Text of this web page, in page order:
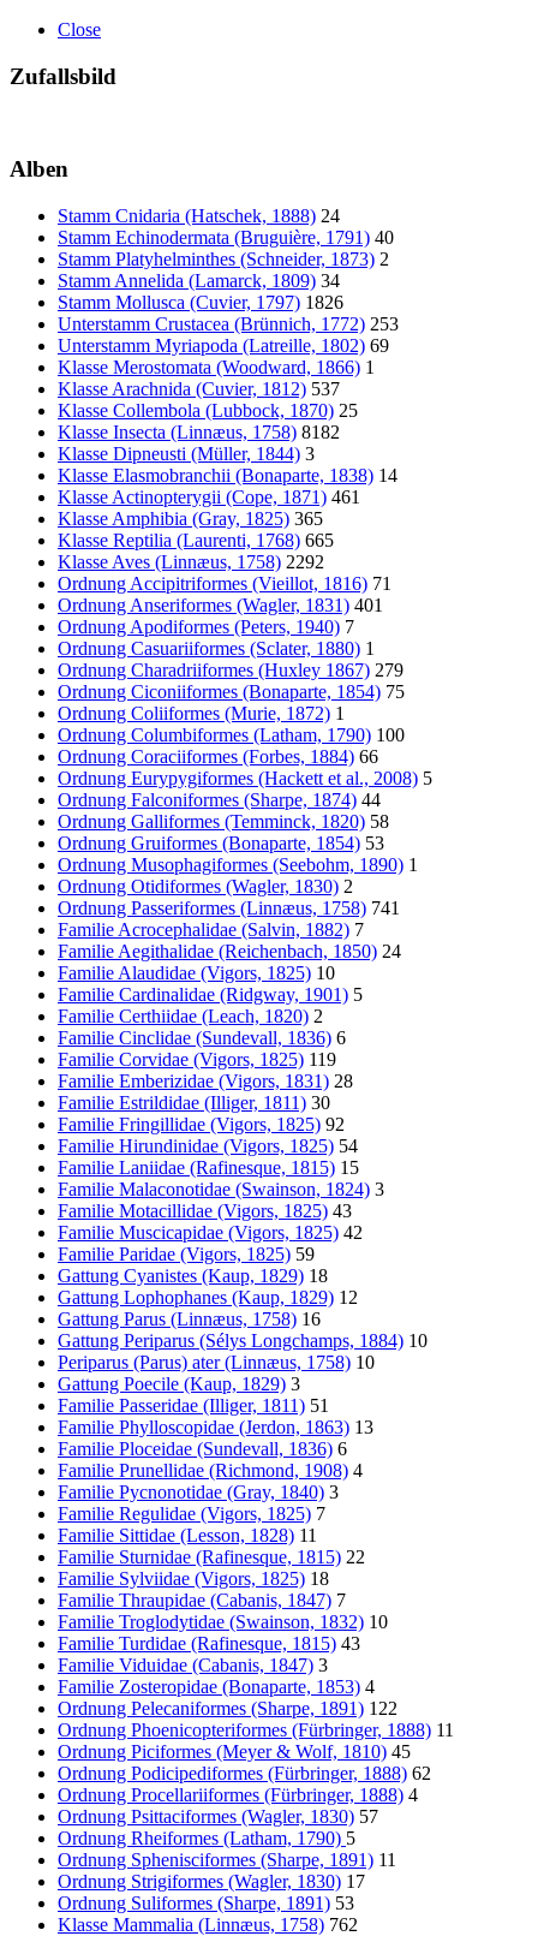
Close
Zufallsbild
Alben
Stamm Cnidaria (Hatschek, 1888) 24
Stamm Echinodermata (Bruguière, 1791) 40
Stamm Platyhelminthes (Schneider, 1873) 2
Stamm Annelida (Lamarck, 1809) 34
Stamm Mollusca (Cuvier, 1797) 1826
Unterstamm Crustacea (Brünnich, 1772) 253
Unterstamm Myriapoda (Latreille, 1802) 69
Klasse Merostomata (Woodward, 1866) 1
Klasse Arachnida (Cuvier, 1812) 537
Klasse Collembola (Lubbock, 1870) 25
Klasse Insecta (Linnæus, 1758) 8182
Klasse Dipneusti (Müller, 1844) 3
Klasse Elasmobranchii (Bonaparte, 1838) 14
Klasse Actinopterygii (Cope, 1871) 461
Klasse Amphibia (Gray, 1825) 365
Klasse Reptilia (Laurenti, 1768) 665
Klasse Aves (Linnæus, 1758) 2292
Ordnung Accipitriformes (Vieillot, 1816) 71
Ordnung Anseriformes (Wagler, 1831) 401
Ordnung Apodiformes (Peters, 1940) 7
Ordnung Casuariiformes (Sclater, 1880) 1
Ordnung Charadriiformes (Huxley 1867) 279
Ordnung Ciconiiformes (Bonaparte, 1854) 75
Ordnung Coliiformes (Murie, 1872) 1
Ordnung Columbiformes (Latham, 1790) 100
Ordnung Coraciiformes (Forbes, 1884) 66
Ordnung Eurypygiformes (Hackett et al., 2008) 5
Ordnung Falconiformes (Sharpe, 1874) 44
Ordnung Galliformes (Temminck, 1820) 58
Ordnung Gruiformes (Bonaparte, 1854) 53
Ordnung Musophagiformes (Seebohm, 1890) 1
Ordnung Otidiformes (Wagler, 1830) 2
Ordnung Passeriformes (Linnæus, 1758) 741
Familie Acrocephalidae (Salvin, 1882) 7
Familie Aegithalidae (Reichenbach, 1850) 24
Familie Alaudidae (Vigors, 1825) 10
Familie Cardinalidae (Ridgway, 1901) 5
Familie Certhiidae (Leach, 1820) 2
Familie Cinclidae (Sundevall, 1836) 6
Familie Corvidae (Vigors, 1825) 119
Familie Emberizidae (Vigors, 1831) 28
Familie Estrildidae (Illiger, 1811) 30
Familie Fringillidae (Vigors, 1825) 92
Familie Hirundinidae (Vigors, 1825) 54
Familie Laniidae (Rafinesque, 1815) 15
Familie Malaconotidae (Swainson, 1824) 3
Familie Motacillidae (Vigors, 1825) 43
Familie Muscicapidae (Vigors, 1825) 42
Familie Paridae (Vigors, 1825) 59
Gattung Cyanistes (Kaup, 1829) 18
Gattung Lophophanes (Kaup, 1829) 12
Gattung Parus (Linnæus, 1758) 16
Gattung Periparus (Sélys Longchamps, 1884) 10
Periparus (Parus) ater (Linnæus, 1758) 10
Gattung Poecile (Kaup, 1829) 3
Familie Passeridae (Illiger, 1811) 51
Familie Phylloscopidae (Jerdon, 1863) 13
Familie Ploceidae (Sundevall, 1836) 6
Familie Prunellidae (Richmond, 1908) 4
Familie Pycnonotidae (Gray, 1840) 3
Familie Regulidae (Vigors, 1825) 7
Familie Sittidae (Lesson, 1828) 11
Familie Sturnidae (Rafinesque, 1815) 22
Familie Sylviidae (Vigors, 1825) 18
Familie Thraupidae (Cabanis, 1847) 7
Familie Troglodytidae (Swainson, 1832) 10
Familie Turdidae (Rafinesque, 1815) 43
Familie Viduidae (Cabanis, 1847) 3
Familie Zosteropidae (Bonaparte, 1853) 4
Ordnung Pelecaniformes (Sharpe, 1891) 122
Ordnung Phoenicopteriformes (Fürbringer, 1888) 11
Ordnung Piciformes (Meyer & Wolf, 1810) 45
Ordnung Podicipediformes (Fürbringer, 1888) 62
Ordnung Procellariiformes (Fürbringer, 1888) 4
Ordnung Psittaciformes (Wagler, 1830) 57
Ordnung Rheiformes (Latham, 1790) 5
Ordnung Sphenisciformes (Sharpe, 1891) 11
Ordnung Strigiformes (Wagler, 1830) 17
Ordnung Suliformes (Sharpe, 1891) 53
Klasse Mammalia (Linnæus, 1758) 762